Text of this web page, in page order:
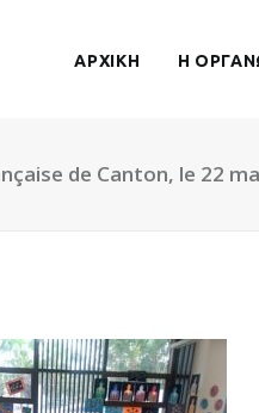
ΑΡΧΙΚΗ Η
de Canton, le 22